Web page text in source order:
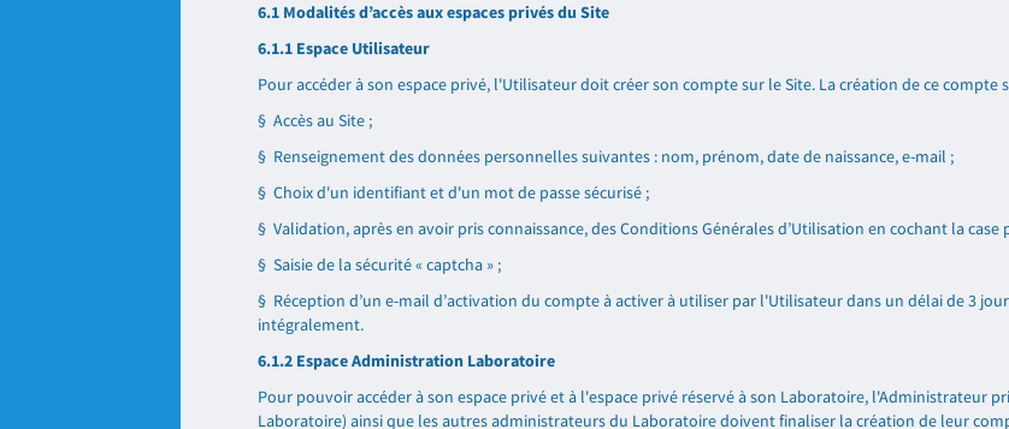
6.1 Modalités d’accès aux espaces privés du Site
6.1.1 Espace Utilisateur
Pour accéder à son espace privé, l'Utilisateur doit créer son compte sur le Site. La création de ce compte
§ Accès au Site ;
§ Renseignement des données personnelles suivantes : nom, prénom, date de naissance, e-mail ;
§ Choix d'un identifiant et d'un mot de passe sécurisé ;
§ Validation, après en avoir pris connaissance, des Conditions Générales d’Utilisation en cochant la case
§ Saisie de la sécurité « captcha » ;
§ Réception d’un e-mail d’activation du compte à activer à utiliser par l'Utilisateur dans un délai de 3
intégralement.
6.1.2 Espace Administration Laboratoire
Pour pouvoir accéder à son espace privé et à l'espace privé réservé à son Laboratoire,
Laboratoire) ainsi que les autres administrateurs du Laboratoire doivent finaliser la création de leur